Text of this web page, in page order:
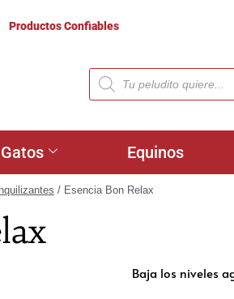
Productos Confiables
Gatos Equinos
/ Esencia Bon Relax
Baja los niveles